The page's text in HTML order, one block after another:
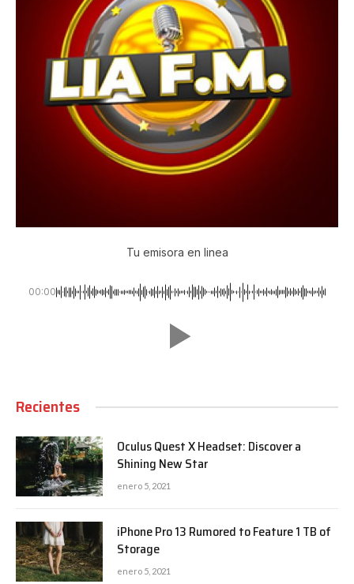
Tu emisora en linea
00:00
Recientes
Oculus Quest X Headset: Discover a
Shining New Star
enero 5, 2021
iPhone Pro 13 Rumored to Feature 1 TB of
Storage
enero 5, 2021